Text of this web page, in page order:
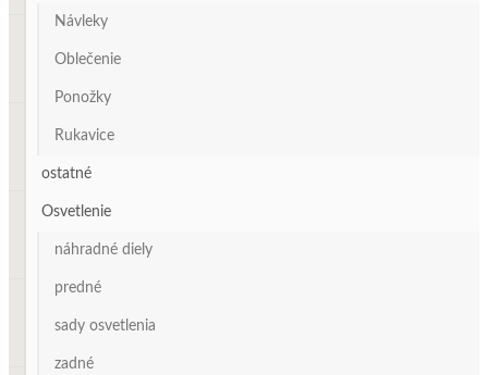
Návleky
Oblečenie
Ponožky
Rukavice
ostatné
Osvetlenie
náhradné diely
predné
sady osvetlenia
zadné